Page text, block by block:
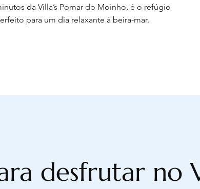
da Villa’s Pomar do Moinho, é o refúgio
para um dia relaxante à beira-mar.
desfrutar no